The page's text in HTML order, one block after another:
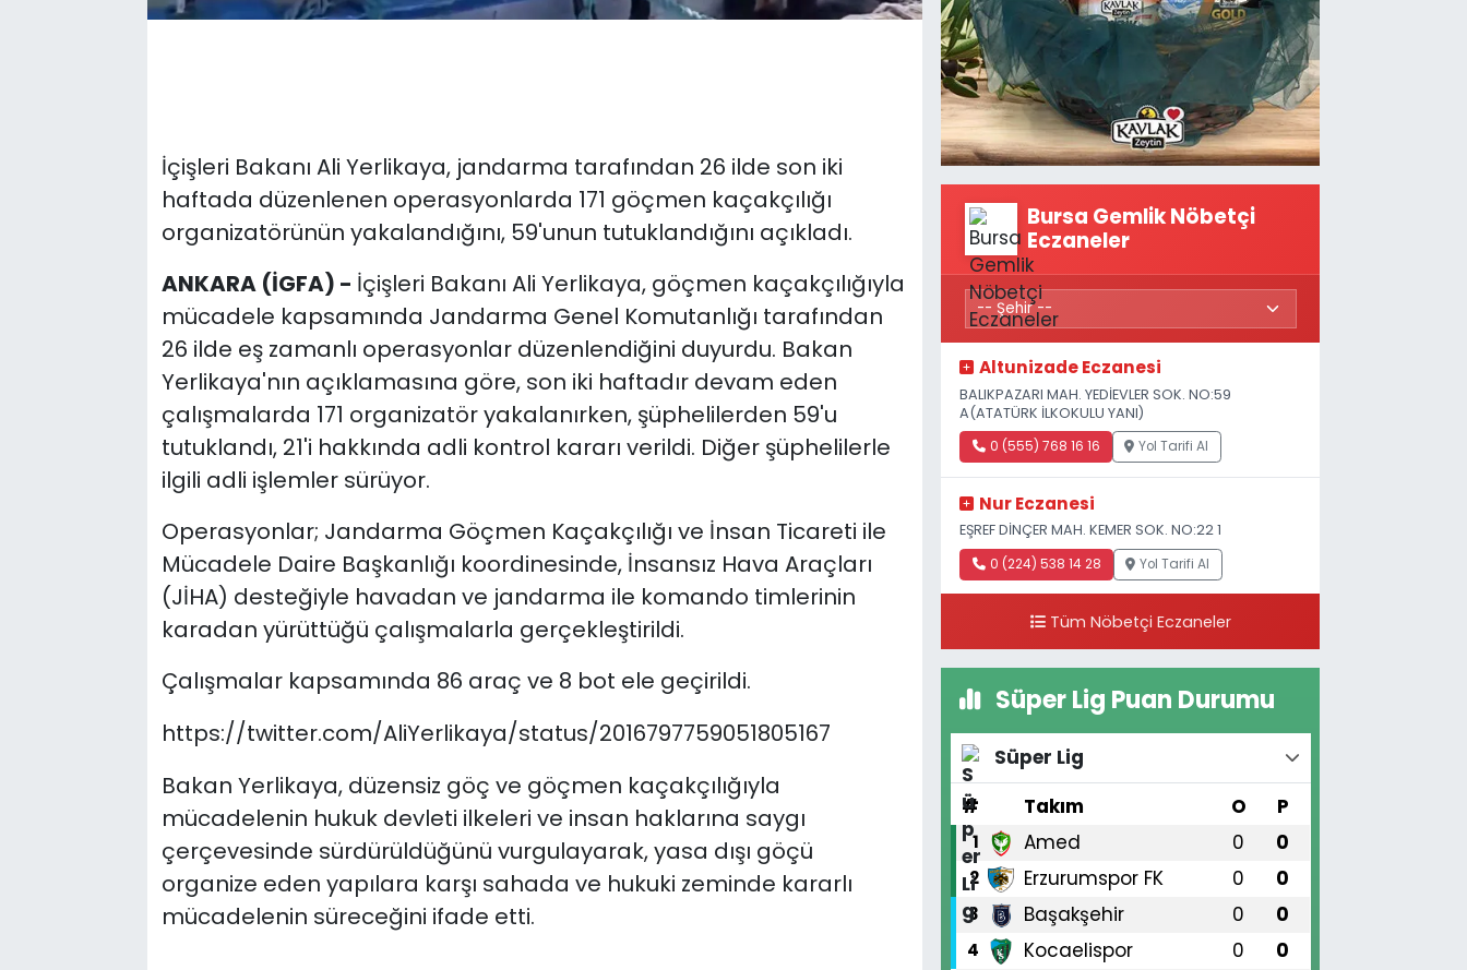
İçişleri Bakanı Ali Yerlikaya, jandarma tarafından 26 ilde son iki
haftada düzenlenen operasyonlarda 171 göçmen kaçakçılığı
organizatörünün yakalandığını, 59'unun tutuklandığını açıkladı.
ANKARA (İGFA) - İçişleri Bakanı Ali Yerlikaya, göçmen kaçakçılığıyla
mücadele kapsamında Jandarma Genel Komutanlığı tarafından
26 ilde eş zamanlı operasyonlar düzenlendiğini duyurdu. Bakan
Yerlikaya'nın açıklamasına göre, son iki haftadır devam eden
çalışmalarda 171 organizatör yakalanırken, şüphelilerden 59'u
tutuklandı, 21'i hakkında adli kontrol kararı verildi. Diğer şüphelilerle
ilgili adli işlemler sürüyor.
Operasyonlar; Jandarma Göçmen Kaçakçılığı ve İnsan Ticareti ile
Mücadele Daire Başkanlığı koordinesinde, İnsansız Hava Araçları
(JİHA) desteğiyle havadan ve jandarma ile komando timlerinin
karadan yürüttüğü çalışmalarla gerçekleştirildi.
Çalışmalar kapsamında 86 araç ve 8 bot ele geçirildi.
https://twitter.com/AliYerlikaya/status/2016797759051805167
Bakan Yerlikaya, düzensiz göç ve göçmen kaçakçılığıyla
mücadelenin hukuk devleti ilkeleri ve insan haklarına saygı
çerçevesinde sürdürüldüğünü vurgulayarak, yasa dışı göçü
organize eden yapılara karşı sahada ve hukuki zeminde kararlı
mücadelenin süreceğini ifade etti.
Bursa Gemlik Nöbetçi
Eczaneler
Altunizade Eczanesi
BALIKPAZARI MAH. YEDİEVLER SOK. NO:59
A(ATATÜRK İLKOKULU YANI)
0 (555) 768 16 16 Yol Tarifi Al
Nur Eczanesi
EŞREF DİNÇER MAH. KEMER SOK. NO:22 1
0 (224) 538 14 28 Yol Tarifi Al
Tüm Nöbetçi Eczaneler
Süper Lig Puan Durumu
Süper Lig
#
Takım O P
1 Amed 0 0
2 Erzurumspor FK 0 0
3 Başakşehir 0 0
4 Kocaelispor 0 0